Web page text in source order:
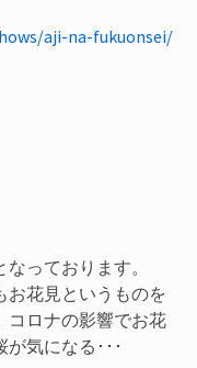
aji-na-fukuonsei/
っております。
お花見というものを
コロナの影響でお花
気になる･･･